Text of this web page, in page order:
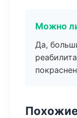
Можно
Да,